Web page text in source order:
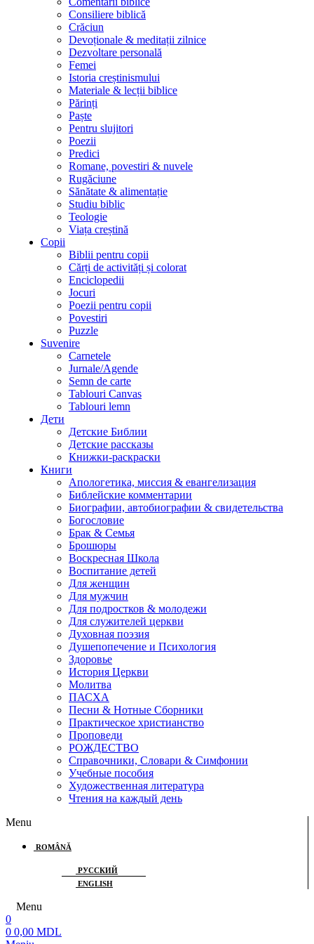
Consiliere biblică
Crăciun
Devoționale & meditații zilnice
Dezvoltare personală
Femei
Istoria creștinismului
Materiale & lecții biblice
Părinți
Paște
Pentru slujitori
Poezii
Predici
Romane, povestiri & nuvele
Rugăciune
Sănătate & alimentație
Studiu biblic
Teologie
Viața creștină
Copii
Biblii pentru copii
Cărți de activități și colorat
Enciclopedii
Jocuri
Poezii pentru copii
Povestiri
Puzzle
Suvenire
Carnetele
Jurnale/Agende
Semn de carte
Tablouri Canvas
Tablouri lemn
Дети
Детские Библии
Детские рассказы
Книжки-раскраски
Книги
Апологетика, миссия & евангелизация
Библейские комментарии
Биографии, автобиографии & свидетельства
Богословие
Брак & Семья
Брошюры
Воскресная Школа
Воспитание детей
Для женщин
Для мужчин
Для подростков & молодежи
Для служителей церкви
Духовная поэзия
Душепопечение и Психология
Здоровье
История Церкви
Молитва
ПАСХА
Песни & Нотные Сборники
Практическое христианство
Проповеди
РОЖДЕСТВО
Справочники, Словари & Симфонии
Учебные пособия
Художественная литература
Чтения на каждый день
Menu
ROMÂNĂ
РУССКИЙ
ENGLISH
Menu
0
0 0,00 MDL